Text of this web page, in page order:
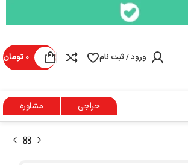
ورود / ثبت نام 0 تومان
حراجی مشاوره